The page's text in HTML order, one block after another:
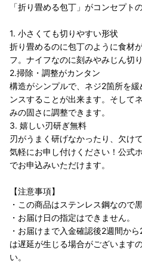
「折り畳める包丁」がコンセプト
1. 小さくても切りやすい形状
折り畳めるのに包丁のように食材
フ。ナイフなのに刻みやみじん切
2.掃除・調整がカンタン
構造がシンプルで、ネジ2箇所を
ンスすることが出来ます。そして
みの固さに調整できます。
3. 嬉しい刃研ぎ無料
刃がうまく研げなかったり、欠け
気軽にお申し付けください！公式
でお申込みいただけます。
【注意事項】
・この商品はステンレス鋼なので
・お届け日の指定はできません。
・お届けまで入金確認後2週間か
は遅延が生じる場合がございます
い。